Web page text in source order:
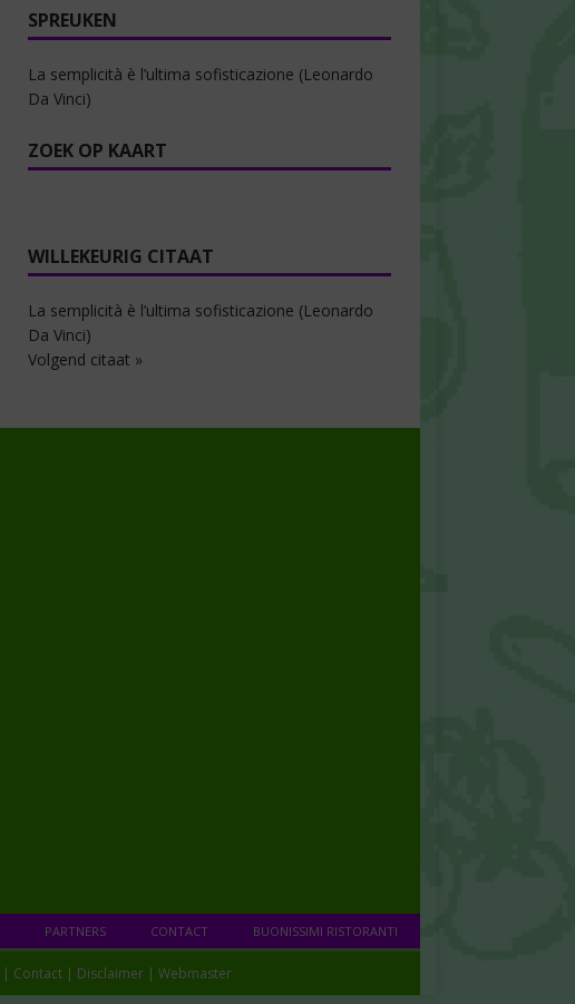
SPREUKEN
La semplicità è l’ultima sofisticazione (Leonardo
Da Vinci)
ZOEK OP KAART
WILLEKEURIG CITAAT
La semplicità è l’ultima sofisticazione (Leonardo
Da Vinci)
Volgend citaat »
PARTNERS CONTACT BUONISSIMI RISTORANTI
| Contact| Disclaimer| Webmaster